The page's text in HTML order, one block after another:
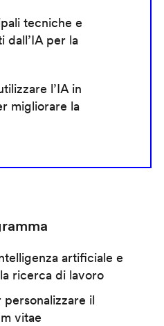
tecniche e
dall’IA per la
l’IA in
migliorare la
artificiale e
ricerca di lavoro
personalizzare il
vitae